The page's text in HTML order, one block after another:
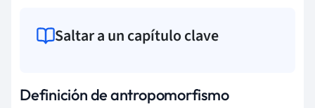
Saltar a un capítulo clave
Definición de antropomorfismo